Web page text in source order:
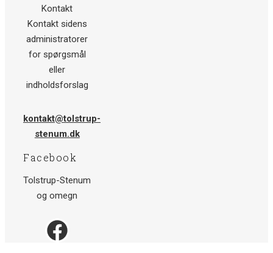
Kontakt
Kontakt sidens
administratorer
for spørgsmål
eller
indholdsforslag
kontakt@tolstrup-
stenum.dk
Facebook
Tolstrup-Stenum
og omegn
Facebook